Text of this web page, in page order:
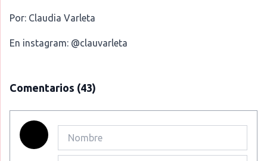
Por: Claudia Varleta
En instagram: @clauvarleta
Comentarios (43)